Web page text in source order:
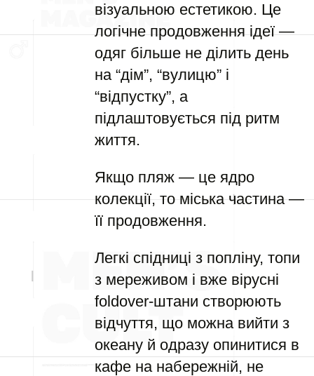
візуальною естетикою. Це
логічне продовження ідеї —
одяг більше не ділить день
на “дім”, “вулицю” і
“відпустку”, а
підлаштовується під ритм
життя.
Якщо пляж — це ядро
колекції, то міська частина —
її продовження.
Легкі спідниці з попліну, топи
з мереживом і вже вірусні
foldover-штани створюють
відчуття, що можна вийти з
океану й одразу опинитися в
кафе на набережній, не